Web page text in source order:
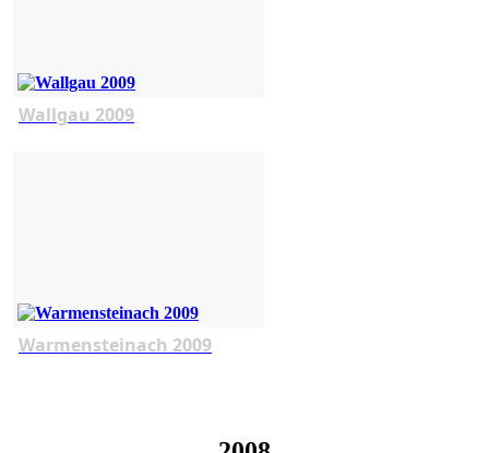
Wallgau 2009
Warmensteinach 2009